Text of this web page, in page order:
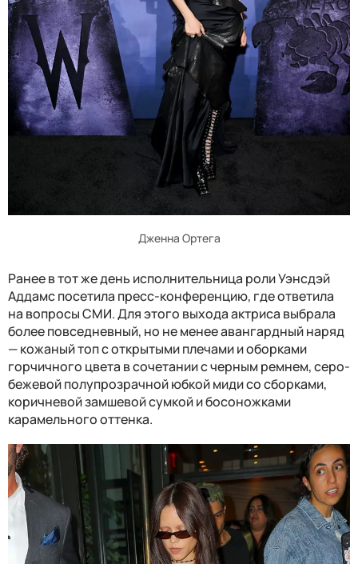
Дженна Ортега
Ранее в тот же день исполнительница роли Уэнсдэй
Аддамс посетила пресс-конференцию, где ответила
на вопросы СМИ. Для этого выхода актриса выбрала
более повседневный, но не менее авангардный наряд
— кожаный топ с открытыми плечами и оборками
горчичного цвета в сочетании с черным ремнем, серо-
бежевой полупрозрачной юбкой миди со сборками,
коричневой замшевой сумкой и босоножками
карамельного оттенка.